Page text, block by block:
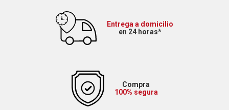
Entrega a domicilio
en 24 horas*
Compra
100% segura